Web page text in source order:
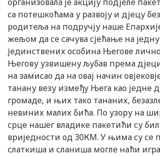
са потешкоћама у развоју и дјецу
родитеља на подручју наше
жељом да се сачува сјећање на
јединствених особина Његове
Његову узвишену љубав према
на замисао да на овај начин
танану везу између Њега као једне
громаде, и њих тако тананих,
невиних малих бића. По узору на
срце нашег владике пакетићи су
вриједности од 30КМ. У њима су се
слаткиша и сланиша могле наћи